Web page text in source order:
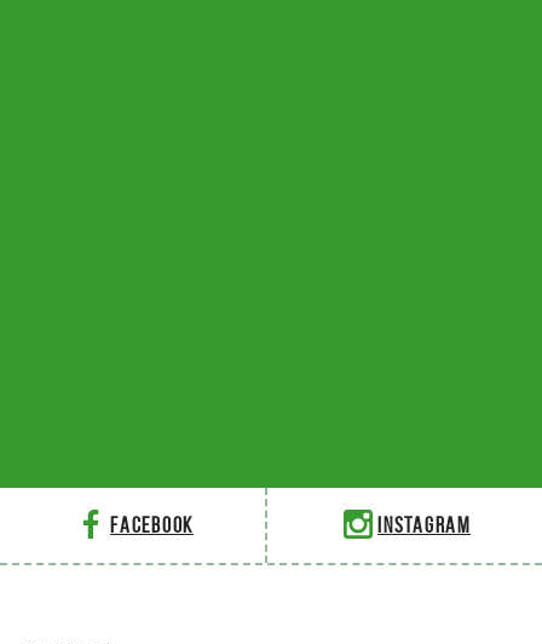
Facebook Instagram